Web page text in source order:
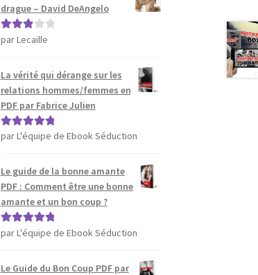
drague – David DeAngelo
Note3
par Lecaille
La vérité qui dérange sur les
relations hommes/femmes en
PDF par Fabrice Julien
Note5sur 5
par L'équipe de Ebook Séduction
Le guide de la bonne amante
PDF : Comment être une bonne
amante et un bon coup ?
Note5sur 5
par L'équipe de Ebook Séduction
Le Guide du Bon Coup PDF par